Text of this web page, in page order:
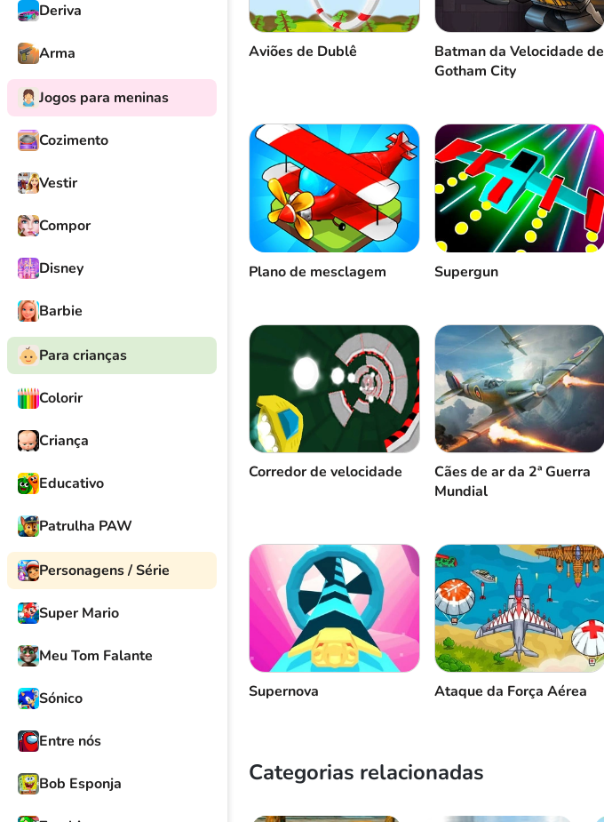
Deriva
Arma
Jogos para meninas
Cozimento
Vestir
Compor
Disney
Barbie
Para crianças
Colorir
Criança
Educativo
Patrulha PAW
Personagens / Série
Super Mario
Meu Tom Falante
Sónico
Entre nós
Bob Esponja
Aviões de Dublê
Batman da Velocidade de
Gotham City
Plano de mesclagem Supergun
Corredor de velocidade
Cães de ar da 2ª Guerra
Mundial
Supernova Ataque da Força Aérea
Categorias relacionadas